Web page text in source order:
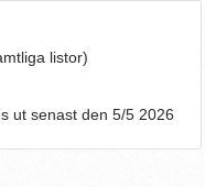
listor)
ut senast den 5/5 2026